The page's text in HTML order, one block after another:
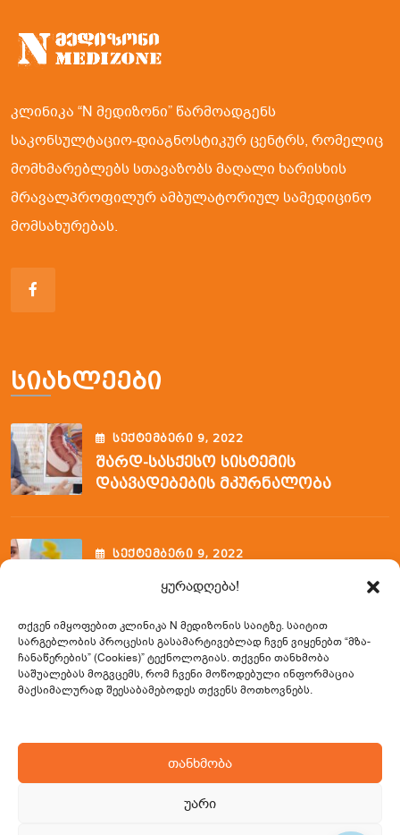
ყურადღება!
თქვენ იმყოფებით კლინიკა N მედიზონის საიტზე. საიტით
სარგებლობის პროცესის გასამარტივებლად ჩვენ ვიყენებთ“მზა-
ჩანაწერების” (Cookies)” ტექნოლოგიას. თქვენი თანხმობა
საშუალებას მოგვცემს, რომ ჩვენი მოწოდებული ინფორმაცია
მაქსიმალურად შეესაბამებოდეს თქვენს მოთხოვნებს.
თანხმობა
უარი
კლინიკა “N მედიზონი” წარმოადგენს
საკონსულტაციო-დიაგნოსტიკურ ცენტრს, რომელიც
მომხმარებლებს სთავაზობს მაღალი ხარისხის
მრავალპროფილურ ამბულატორიულ სამედიცინო
მომსახურებას.
Სიახლეები
ᲡᲔᲥᲢᲔᲛᲑᲔᲠᲘ 9, 2022
Შარდ-Სასქესო Სისტემის
Დაავადებების Მკურნალობა
ᲡᲔᲥᲢᲔᲛᲑᲔᲠᲘ 9, 2022
Ფლებოტომიის Ვენოპუნქციის
Შემსწავლელი Კურსი
Საკონტაქტო Ინფორმაცია
info@nmedizone.ge
სულხან ცინცაძის (საბურთალოს) ქ. 49, 0160,